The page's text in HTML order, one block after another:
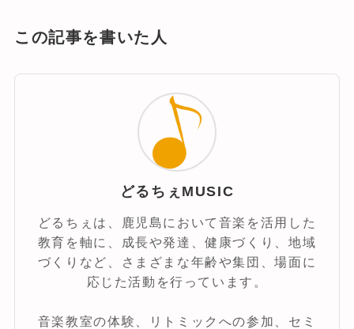
この記事を書いた人
どるちぇMUSIC
どるちぇは、鹿児島において音楽を活用した
教育を軸に、成長や発達、健康づくり、地域
づくりなど、さまざまな年齢や集団、場面に
応じた活動を行っています。
音楽教室の体験、リトミックへの参加、セミ